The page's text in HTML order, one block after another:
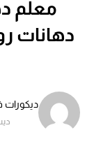
دهانات
ديكورات